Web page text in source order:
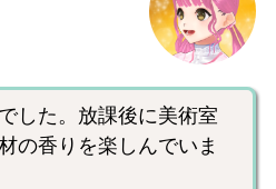
した。放課後に美術室
の香りを楽しんでいま